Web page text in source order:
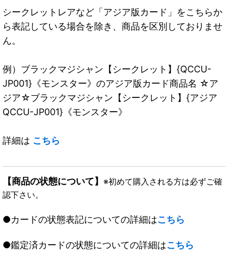
シークレットレアなど「アジア版カード」をこちらか
ら表記している場合を除き、商品を区別しておりませ
ん。
例）ブラックマジシャン【シークレット】{QCCU-
JP001}《モンスター》のアジア版カード商品名 ☆ア
ジア☆ブラックマジシャン【シークレット】{アジア
QCCU-JP001}《モンスター》
詳細は こちら
【商品の状態について】 ※初めて購入される方は必ずご確
認下さい。
●カードの状態表記についての詳細はこちら
●鑑定済カードの状態についての詳細はこちら